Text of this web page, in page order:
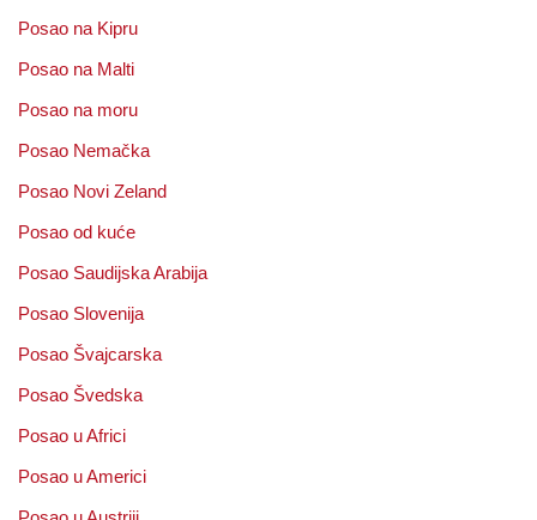
Posao na Kipru
Posao na Malti
Posao na moru
Posao Nemačka
Posao Novi Zeland
Posao od kuće
Posao Saudijska Arabija
Posao Slovenija
Posao Švajcarska
Posao Švedska
Posao u Africi
Posao u Americi